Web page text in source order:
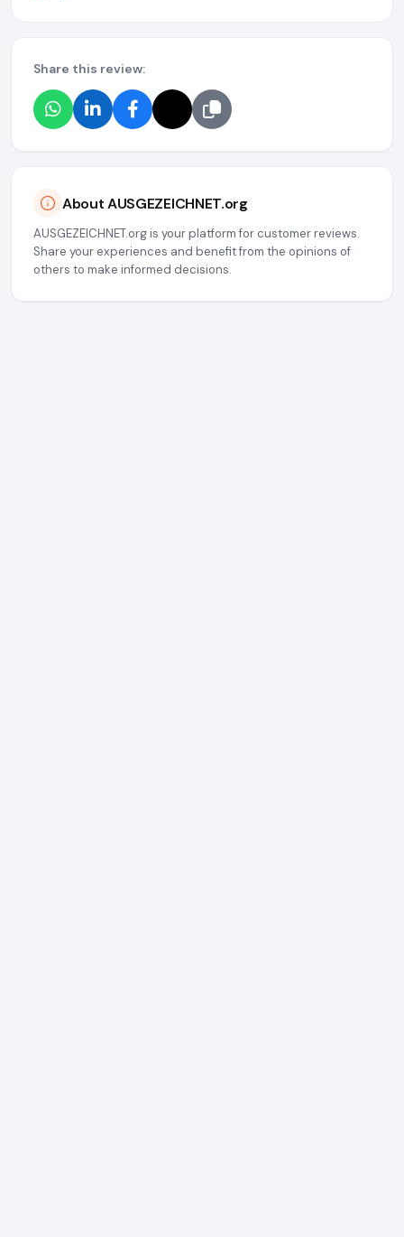
Share this review:
About AUSGEZEICHNET.org
AUSGEZEICHNET.org is your platform for customer reviews.
Share your experiences and benefit from the opinions of
others to make informed decisions.